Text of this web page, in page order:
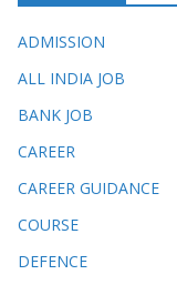
ADMISSION
ALL INDIA JOB
BANK JOB
CAREER
CAREER GUIDANCE
COURSE
DEFENCE